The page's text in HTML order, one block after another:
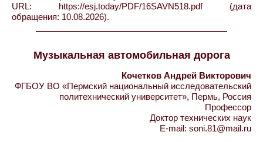
URL: https://esj.today/PDF/16SAVN518.pdf (дата
обращения: 10.08.2026).
Музыкальная автомобильная дорога
Кочетков Андрей Викторович
ФГБОУ ВО «Пермский национальный исследовательский
политехнический университет», Пермь, Россия
Профессор
Доктор технических наук
E-mail: soni.81@mail.ru